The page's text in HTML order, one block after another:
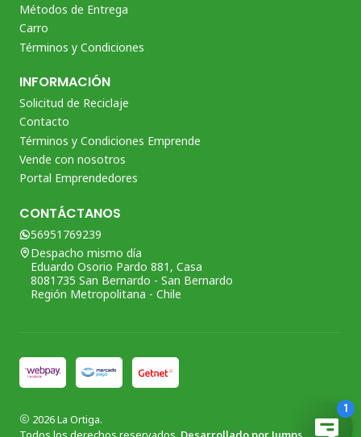
Métodos de Entrega
Carro
Términos y Condiciones
INFORMACIÓN
Solicitud de Reciclaje
Contacto
Términos y Condiciones Emprende
Vende con nosotros
Portal Emprendedores
CONTÁCTANOS
56951769239
Despacho mismo día
Eduardo Osorio Pardo 881, Casa
8081735 San Bernardo - San Bernardo
Región Metropolitana - Chile
2026 La Ortiga.